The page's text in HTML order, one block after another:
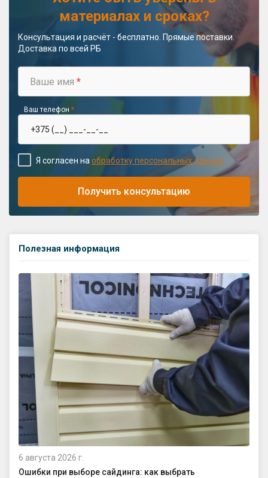
GPS координаты проезда к
складу:
53.85987990162563,27.420653302
материалах и сроках?
Консультация и расчёт - бесплатно. Прямые поставки.
Доставка по всей РБ
Ваше имя *
Ваш телефон *
Получить консультацию
Я согласен наобработку персональных данных
Полезная информация
6 августа 2026 г.
Ошибки при выборе сайдинга: как выбрать